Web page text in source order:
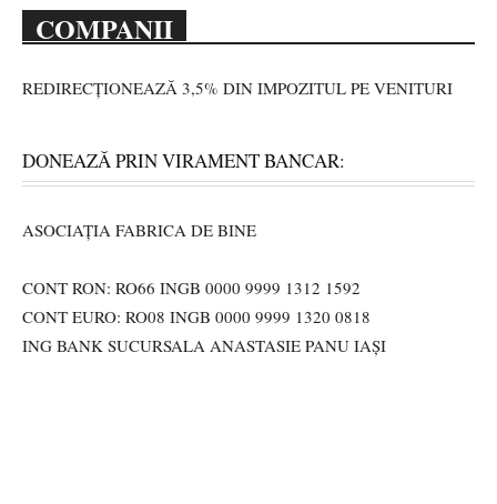
COMPANII
REDIRECȚIONEAZĂ 3,5% DIN IMPOZITUL PE VENITURI
DONEAZĂ PRIN VIRAMENT BANCAR:
ASOCIAȚIA FABRICA DE BINE
CONT RON: RO66 INGB 0000 9999 1312 1592
CONT EURO: RO08 INGB 0000 9999 1320 0818
ING BANK SUCURSALA ANASTASIE PANU IAȘI